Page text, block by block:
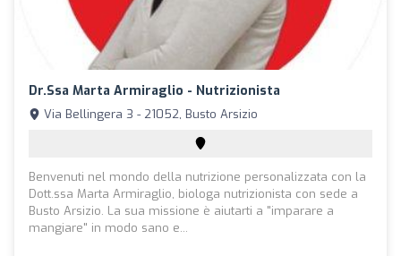
Dr.ssa Marta Armiraglio - Nutrizionista
Via Bellingera 3 - 21052, Busto Arsizio
Benvenuti nel mondo della nutrizione personalizzata con la
Dott.ssa Marta Armiraglio, biologa nutrizionista con sede a
Busto Arsizio. La sua missione è aiutarti a "imparare a
mangiare" in modo sano e...